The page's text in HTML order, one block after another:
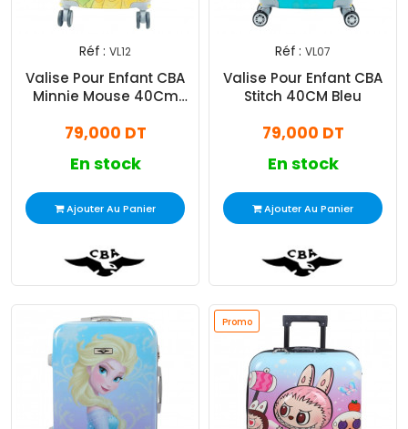
Réf : VL12
Valise Pour Enfant CBA
Minnie Mouse 40Cm
79,000 DT
En stock
Ajouter Au Panier
Réf : VL07
Valise Pour Enfant CBA
Stitch 40CM Bleu
79,000 DT
En stock
Ajouter Au Panier
Promo